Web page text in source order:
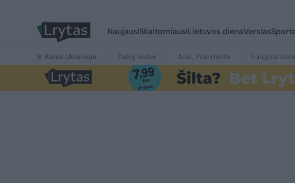
NaujausiSkaitomiausiLietuvos dienaVerslas
Karas Ukrainoje Žalioji erdvė Ačiū, Prezidente Europos